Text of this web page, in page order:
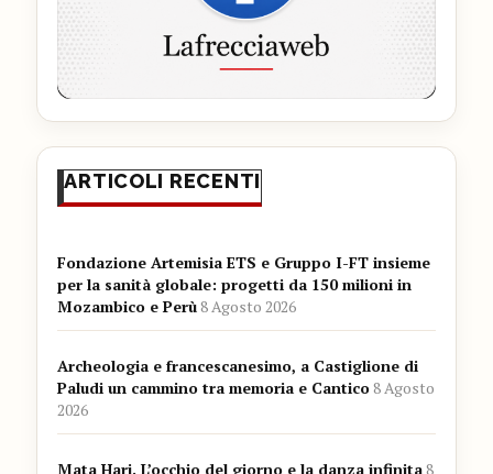
ARTICOLI RECENTI
Fondazione Artemisia ETS e Gruppo I-FT insieme
per la sanità globale: progetti da 150 milioni in
Mozambico e Perù8 Agosto 2026
Archeologia e francescanesimo, a Castiglione di
Paludi un cammino tra memoria e Cantico8 Agosto
2026
Mata Hari. L’occhio del giorno e la danza infinita8